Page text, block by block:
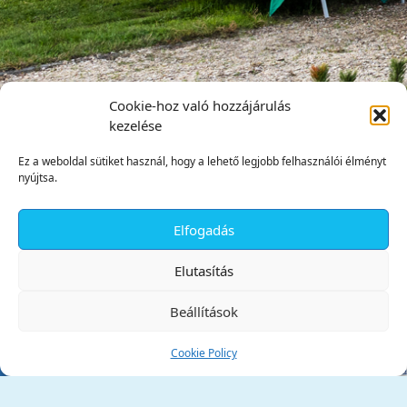
Cookie-hoz való hozzájárulás
kezelése
Ez a weboldal sütiket használ, hogy a lehető legjobb felhasználói élményt
nyújtsa.
Elfogadás
Elutasítás
Beállítások
Cookie Policy
Tata Város Önkormányzata
✕